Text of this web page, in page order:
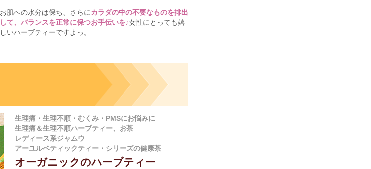
お肌への水分は保ち、さらにカラダの中の不要なものを排出
して、バランスを正常に保つお手伝いを♪女性にとっても嬉
しいハーブティーですよっ。
生理痛・生理不順・むくみ・PMSにお悩みに
生理痛＆生理不順ハーブティー、お茶
レディース系ジャムウ
アーユルベティックティー・シリーズの健康茶
オーガニックのハーブティー